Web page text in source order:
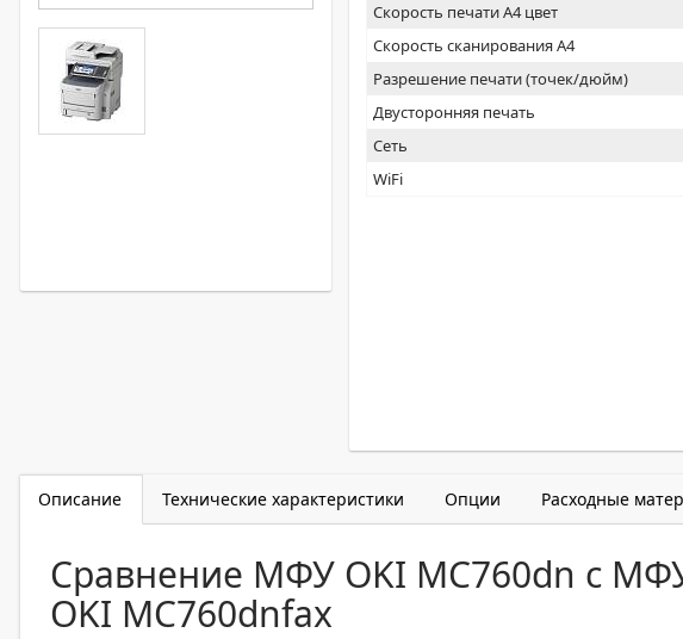
Скорость печати А4 цвет
Скорость сканирования А4
Разрешение печати (точек/дюйм)
Двусторонняя печать
Сеть
WiFi
Описание Технические характеристики Опции Расходные
Сравнение МФУ OKI MC760dn с
OKI MC760dnfax